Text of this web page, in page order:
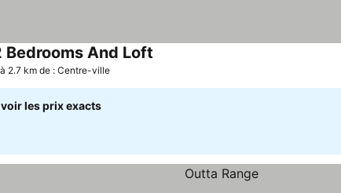
And Loft
à 2.7 km de : Centre-ville
les prix exacts